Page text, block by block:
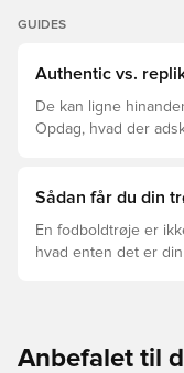
GUIDES
Authentic vs.
De kan ligne
Opdag, hvad der
Sådan får du din
En fodboldtrøje er
hvad enten det er
Anbefalet til